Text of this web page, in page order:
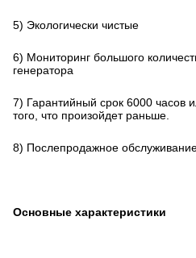
5) Экологически чистые
6) Мониторинг большого
генератора
7) Гарантийный срок 6000 часов
того, что произойдет раньше.
8) Послепродажное
Основные характеристики